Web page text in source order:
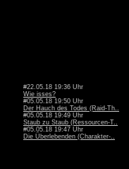
#22.05.18 19:36 Uhr
Wie isses?
#05.05.18 19:50 Uhr
Der Hauch des Todes (Raid-Th..
#05.05.18 19:49 Uhr
Staub zu Staub (Ressourcen-T..
#05.05.18 19:47 Uhr
Die Überlebenden (Charakter-..